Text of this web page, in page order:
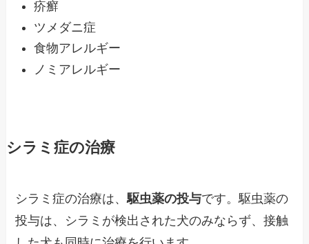
疥癬
ツメダニ症
食物アレルギー
ノミアレルギー
シラミ症の治療
シラミ症の治療は、駆虫薬の投与です。駆虫薬の
投与は、シラミが検出された犬のみならず、接触